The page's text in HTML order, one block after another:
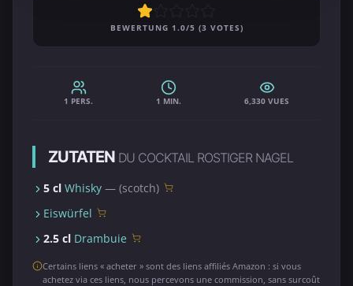
BEWERTUNG 1.0/5 (3 VOTES)
1 PERS. 1 MIN. 6,330 VUES
ZUTATEN DU COCKTAIL ROSTIGER NAGEL
5 cl Whisky — (scotch)
Eiswürfel
2.5 cl Drambuie
Certains liens « acheter » sont des liens affiliés Amazon : si vous
achetez via ces liens, nous percevons une commission, sans surcoût